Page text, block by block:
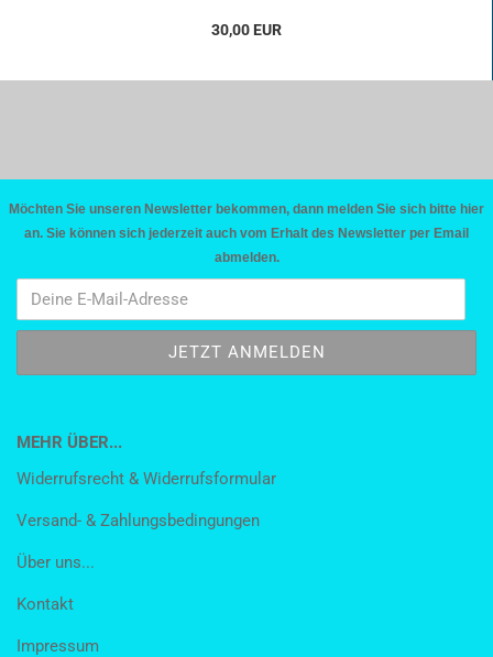
30,00 EUR
Möchten Sie unseren Newsletter bekommen, dann melden Sie sich bitte hier
an. Sie können sich jederzeit auch vom Erhalt des Newsletter per Email
abmelden.
MEHR ÜBER...
Widerrufsrecht & Widerrufsformular
Versand- & Zahlungsbedingungen
Über uns...
Kontakt
Impressum